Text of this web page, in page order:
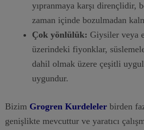
yıpranmaya karşı dirençlidir,
zaman içinde bozulmadan
Çok yönlülük: Giysiler veya
üzerindeki fiyonklar,
dahil olmak üzere çeşitli
uygundur.
Bizim Grogren Kurdeleler birden
genişlikte mevcuttur ve yaratıcı